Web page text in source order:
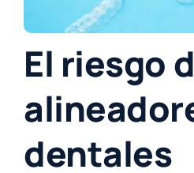
El riesgo
dentales